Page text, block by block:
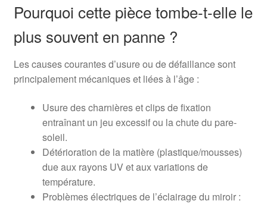
Pourquoi cette pièce tombe-t-elle le
plus souvent en panne ?
Les causes courantes d’usure ou de défaillance sont
principalement mécaniques et liées à l’âge :
Usure des charnières et clips de fixation
entraînant un jeu excessif ou la chute du pare-
soleil.
Détérioration de la matière (plastique/mousses)
due aux rayons UV et aux variations de
température.
Problèmes électriques de l’éclairage du miroir :